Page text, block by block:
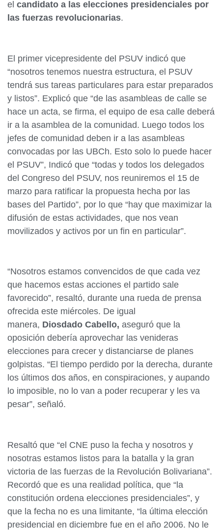
el candidato a las elecciones presidenciales por
las fuerzas revolucionarias.
El primer vicepresidente del PSUV indicó que
“nosotros tenemos nuestra estructura, el PSUV
tendrá sus tareas particulares para estar preparados
y listos”. Explicó que “de las asambleas de calle se
hace un acta, se firma, el equipo de esa calle deberá
ir a la asamblea de la comunidad. Luego todos los
jefes de comunidad deben ir a las asambleas
convocadas por las UBCh. Esto solo lo puede hacer
el PSUV”, Indicó que “todas y todos los delegados
del Congreso del PSUV, nos reuniremos el 15 de
marzo para ratificar la propuesta hecha por las
bases del Partido”, por lo que “hay que maximizar la
difusión de estas actividades, que nos vean
movilizados y activos por un fin en particular”.
“Nosotros estamos convencidos de que cada vez
que hacemos estas acciones el partido sale
favorecido”, resaltó, durante una rueda de prensa
ofrecida este miércoles. De igual
manera, Diosdado Cabello, aseguró que la
oposición debería aprovechar las venideras
elecciones para crecer y distanciarse de planes
golpistas. “El tiempo perdido por la derecha, durante
los últimos dos años, en conspiraciones, y aupando
lo imposible, no lo van a poder recuperar y les va
pesar”, señaló.
Resaltó que “el CNE puso la fecha y nosotros y
nosotras estamos listos para la batalla y la gran
victoria de las fuerzas de la Revolución Bolivariana”.
Recordó que es una realidad política, que “la
constitución ordena elecciones presidenciales”, y
que la fecha no es una limitante, “la última elección
presidencial en diciembre fue en el año 2006. No le